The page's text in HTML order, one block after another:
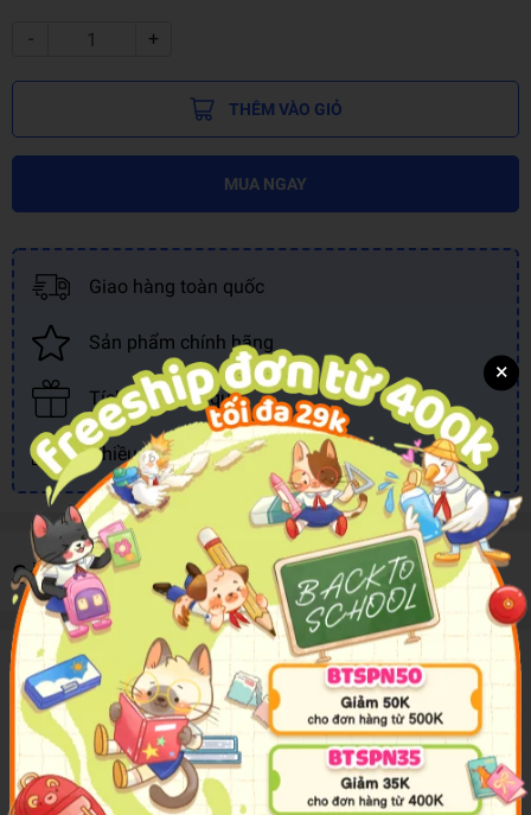
- +
THÊM VÀO GIỎ
MUA NGAY
Giao hàng toàn quốc
Sản phẩm chính hãng
Tích điểm đổi quà
Nhiều khuyến mãi, ưu đãi
Sản phẩm cùng loại
Mô tả sản phẩm
Chúng ta cùng giúp bác tài xế Hải Ly đi đón tất cả các hành khách
nhé! Bé sẽ được tham gia vào cuộc phiêu lưu để xem bác sẽ dừng
ở đâu và sẽ đưa đón những ai trên đường đấy!
×